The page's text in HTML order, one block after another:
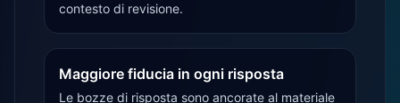
contesto di revisione.
Maggiore fiducia in ogni risposta
Le bozze di risposta sono ancorate al materiale